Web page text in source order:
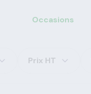
Occasions
Prix HT